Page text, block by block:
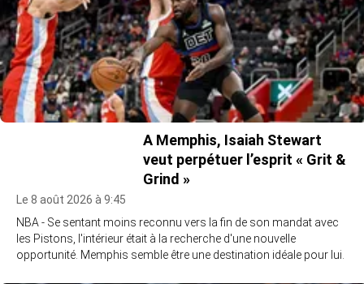
A Memphis, Isaiah Stewart
veut perpétuer l’esprit « Grit &
Grind »
Le 8 août 2026 à 9:45
NBA - Se sentant moins reconnu vers la fin de son mandat avec
les Pistons, l'intérieur était à la recherche d'une nouvelle
opportunité. Memphis semble être une destination idéale pour lui.